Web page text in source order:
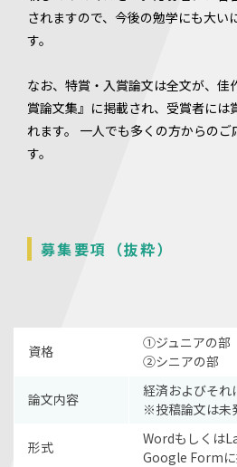
されますので、今後の勉学にも大い
す。
なお、特賞・入賞論文は全文が、佳
賞論文集』に掲載され、受賞者には
れます。 一人でも多くの方からの
す。
募集要項（抜粋）
資格
①ジュニアの
②シニアの部
論文内容
経済およびそれ
※投稿論文は未
形式
Wordもしくは
Google Formに